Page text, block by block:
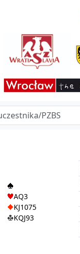
AQ3
KJ1075
KQJ93